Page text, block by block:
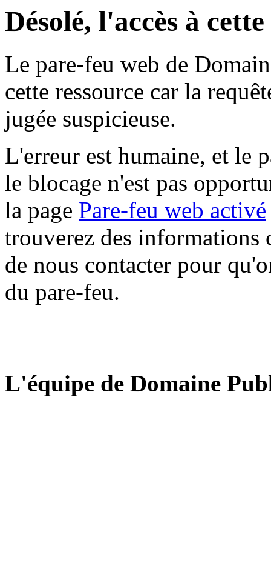
Désolé, l'accès à
Le pare-feu web de
cette ressource car la
jugée suspicieuse.
L'erreur est humaine, et le
le blocage n'est pas
la page Pare-feu web activé
trouverez des informations
de nous contacter pour
du pare-feu.
L'équipe de Domaine